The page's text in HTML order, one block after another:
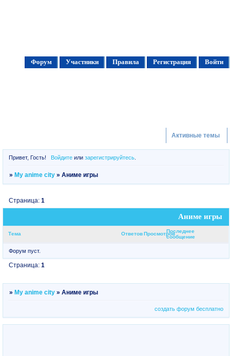
Форум Участники Правила Регистрация Войти
Активные темы
Привет, Гость! Войдитеили зарегистрируйтесь.
»My anime city »Аниме игры
Аниме игры
Страница:1
Тема ОтветовПросмотровПоследнее
сообщение
Форум пуст.
Страница:1
» My anime city »Аниме игры
создать форум бесплатно